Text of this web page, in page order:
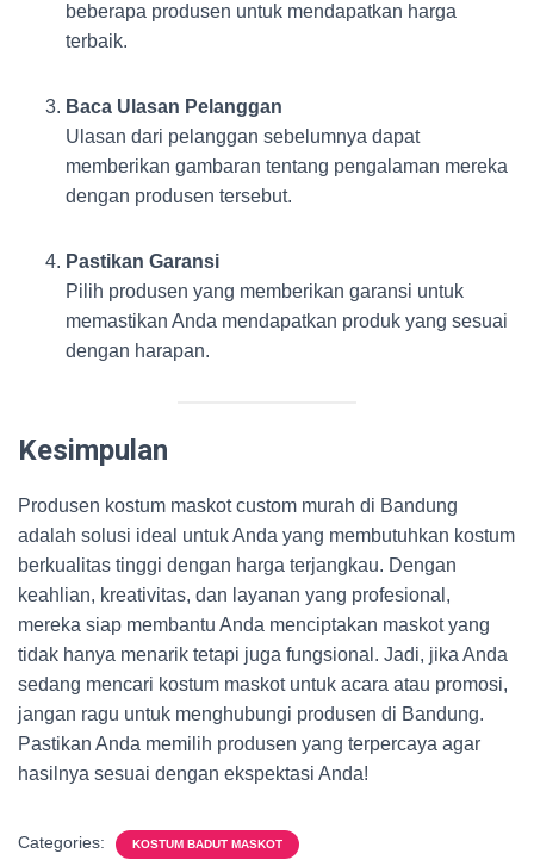
beberapa produsen untuk mendapatkan harga
terbaik.
Baca Ulasan Pelanggan
Ulasan dari pelanggan sebelumnya dapat
memberikan gambaran tentang pengalaman mereka
dengan produsen tersebut.
Pastikan Garansi
Pilih produsen yang memberikan garansi untuk
memastikan Anda mendapatkan produk yang sesuai
dengan harapan.
Kesimpulan
Produsen kostum maskot custom murah di Bandung
adalah solusi ideal untuk Anda yang membutuhkan kostum
berkualitas tinggi dengan harga terjangkau. Dengan
keahlian, kreativitas, dan layanan yang profesional,
mereka siap membantu Anda menciptakan maskot yang
tidak hanya menarik tetapi juga fungsional. Jadi, jika Anda
sedang mencari kostum maskot untuk acara atau promosi,
jangan ragu untuk menghubungi produsen di Bandung.
Pastikan Anda memilih produsen yang terpercaya agar
hasilnya sesuai dengan ekspektasi Anda!
Categories: KOSTUM BADUT MASKOT